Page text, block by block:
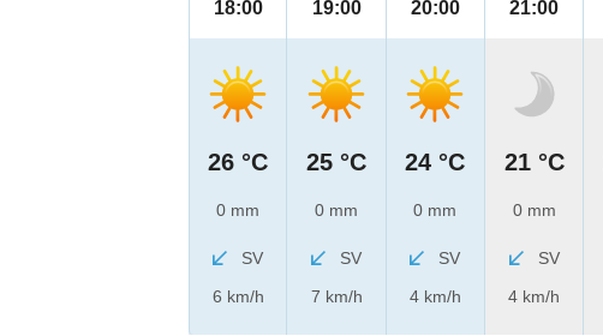
18:00
26 °C
0 mm
SV
6 km/h
19:00
25 °C
0 mm
SV
7 km/h
20:00
24 °C
0 mm
SV
4 km/h
21:00
21 °C
0 mm
SV
4 km/h